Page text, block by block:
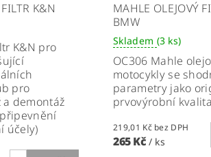
K&N
K&N pro
pro
demontáž
účely)
MAHLE OLEJOVÝ
BMW
Skladem (3 ks)
OC306 Mahle
motocykly se
parametry jako
prvovýrobní
219,01 Kč bez DPH
265 Kč / ks